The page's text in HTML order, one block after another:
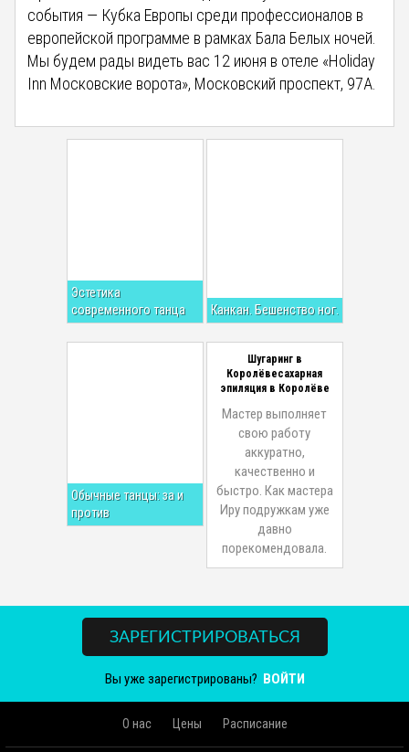
события — Кубка Европы среди профессионалов в
европейской программе в рамках Бала Белых ночей.
Мы будем рады видеть вас 12 июня в отеле «Holiday
Inn Московские ворота», Московский проспект, 97А.
Эстетика
современного танца
Канкан. Бешенство ног.
Обычные танцы: за и
против
Шугаринг в
Королёвесахарная
эпиляция в Королёве
Мастер выполняет
свою работу
аккуратно,
качественно и
быстро. Как мастера
Иру подружкам уже
давно
порекомендовала.
ЗАРЕГИСТРИРОВАТЬСЯ
Вы уже зарегистрированы? ВОЙТИ
О нас Цены Расписание